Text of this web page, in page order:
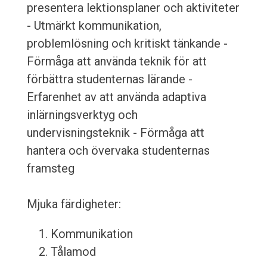
presentera lektionsplaner och aktiviteter
- Utmärkt kommunikation,
problemlösning och kritiskt tänkande -
Förmåga att använda teknik för att
förbättra studenternas lärande -
Erfarenhet av att använda adaptiva
inlärningsverktyg och
undervisningsteknik - Förmåga att
hantera och övervaka studenternas
framsteg
Mjuka färdigheter:
Kommunikation
Tålamod